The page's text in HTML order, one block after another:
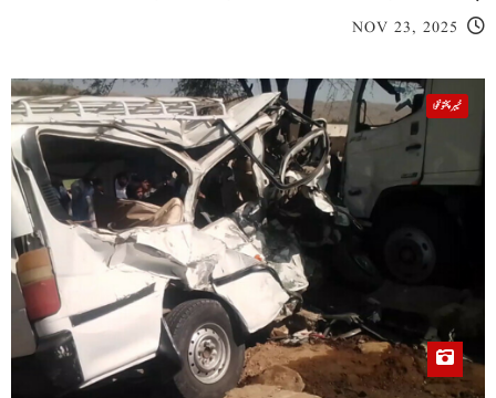
NOV 23, 2025
خیبر پختونخوا